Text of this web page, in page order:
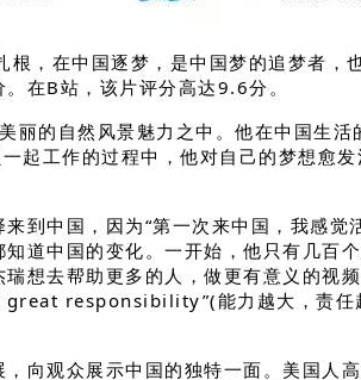
在中国逐梦，是中国梦的追梦者，
在B站，该片评分高达9.6分。
的自然风景魅力之中。他在中国生
起工作的过程中，他对自己的梦想愈
中国，因为“第一次来中国，我感觉
道中国的变化。一开始，他只有几百
想去帮助更多的人，做更有意义的视
responsibility”(能力越大，责任
观众展示中国的独特一面。美国人